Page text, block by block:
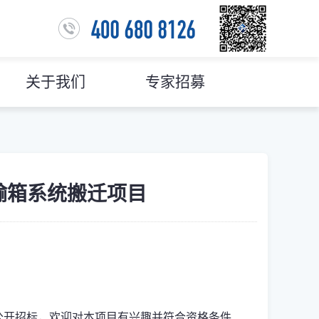
关于我们 专家招募
系统搬迁项目